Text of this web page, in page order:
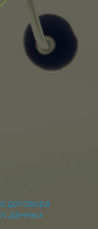
договора
данных